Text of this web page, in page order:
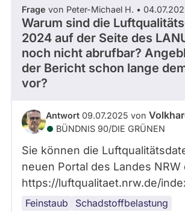
Frage von Peter-Michael H. •
Warum sind die
2024 auf der Seite des
noch nicht abrufbar?
der Bericht schon lange
vor?
Antwort 09.07.2025 von
BÜNDNIS 90/­DIE GRÜNEN
Sie können die
neuen Portal des Landes NRW
https://luftqualitaet.nrw.de/
Feinstaub Schadstoffbelastung
Luftverschmutzung